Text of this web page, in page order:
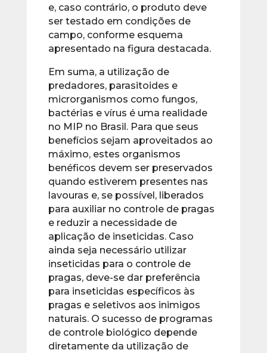
e, caso contrário, o produto deve
ser testado em condições de
campo, conforme esquema
apresentado na figura destacada.
Em suma, a utilização de
predadores, parasitoides e
microrganismos como fungos,
bactérias e vírus é uma realidade
no MIP no Brasil. Para que seus
benefícios sejam aproveitados ao
máximo, estes organismos
benéficos devem ser preservados
quando estiverem presentes nas
lavouras e, se possível, liberados
para auxiliar no controle de pragas
e reduzir a necessidade de
aplicação de inseticidas. Caso
ainda seja necessário utilizar
inseticidas para o controle de
pragas, deve-se dar preferência
para inseticidas específicos às
pragas e seletivos aos inimigos
naturais. O sucesso de programas
de controle biológico depende
diretamente da utilização de